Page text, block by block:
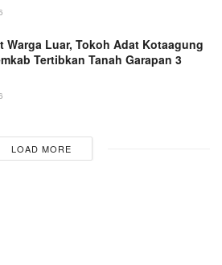
Warga Luar, Tokoh Adat Kotaagung
Tertibkan Tanah Garapan 3
LOAD MORE